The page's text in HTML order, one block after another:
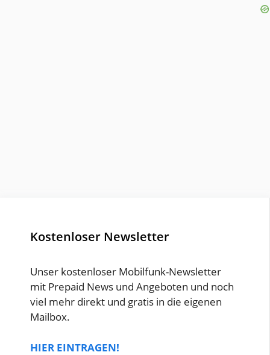
Kostenloser Newsletter
Unser kostenloser Mobilfunk-Newsletter
mit Prepaid News und Angeboten und noch
viel mehr direkt und gratis in die eigenen
Mailbox.
HIER EINTRAGEN!